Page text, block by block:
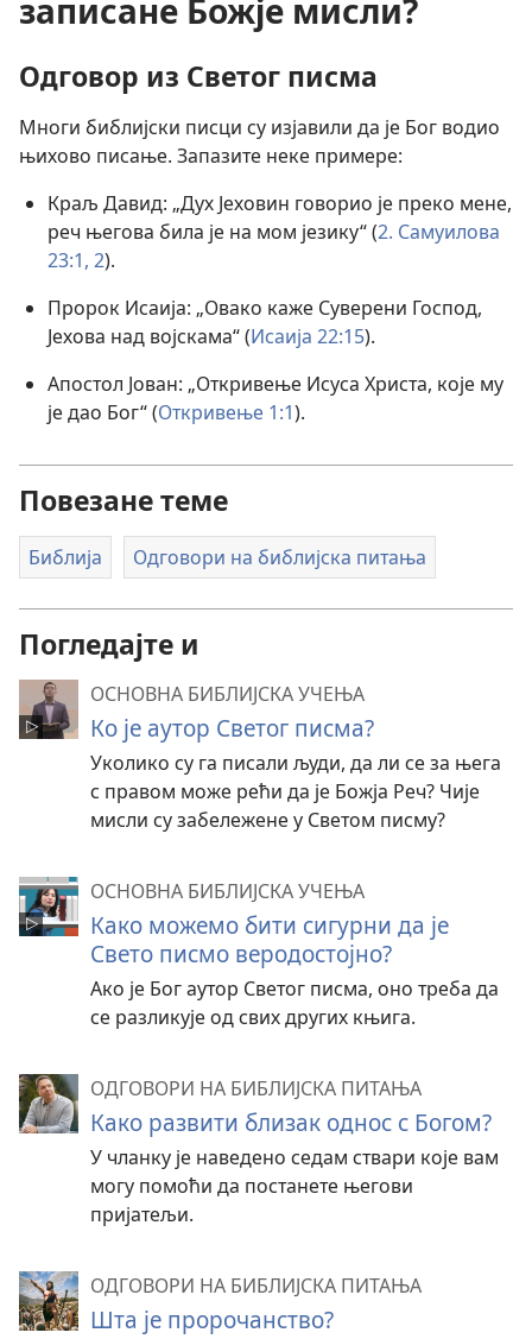
записане Божје мисли?
Одговор из Светог писма
Многи библијски писци су изјавили да је Бог водио
њихово писање. Запазите неке примере:
Краљ Давид: „Дух Јеховин говорио је преко мене,
реч његова била је на мом језику“ (2. Самуилова
23:1, 2).
Пророк Исаија: „Овако каже Суверени Господ,
Јехова над војскама“ (Исаија 22:15).
Апостол Јован: „Откривење Исуса Христа, које му
је дао Бог“ (Откривење 1:1).
Повезане теме
Библија Одговори на библијска питања
Погледајте и
ОСНОВНА БИБЛИЈСКА УЧЕЊА
Ко је аутор Светог писма?
Уколико су га писали људи, да ли се за њега
с правом може рећи да је Божја Реч? Чије
мисли су забележене у Светом писму?
ОСНОВНА БИБЛИЈСКА УЧЕЊА
Како можемо бити сигурни да је
Свето писмо веродостојно?
Ако је Бог аутор Светог писма, оно треба да
се разликује од свих других књига.
ОДГОВОРИ НА БИБЛИЈСКА ПИТАЊА
Како развити близак однос с Богом?
У чланку је наведено седам ствари које вам
могу помоћи да постанете његови
пријатељи.
ОДГОВОРИ НА БИБЛИЈСКА ПИТАЊА
Шта је пророчанство?